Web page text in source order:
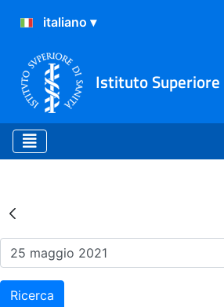
Istituto Superiore
Risultati della
Ricerca